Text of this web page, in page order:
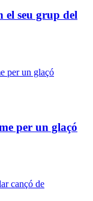
el seu grup del
per un glaçó